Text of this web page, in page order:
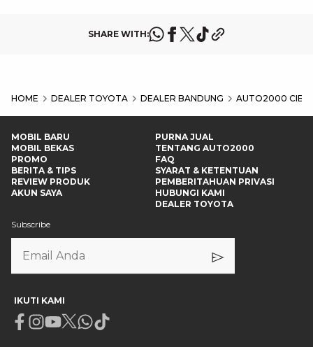
SHARE WITH:
HOME DEALER TOYOTA DEALER BANDUNG AUTO2000
MOBIL BARU
MOBIL BEKAS
PROMO
BERITA & TIPS
REVIEW PRODUK
AKUN SAYA
PURNA JUAL
TENTANG AUTO2000
FAQ
SYARAT & KETENTUAN
PEMBERITAHUAN PRIVASI
HUBUNGI KAMI
DEALER TOYOTA
Subscribe
IKUTI KAMI
Facebook
Instagram
Youtube
X Whatsapp
Tiktok